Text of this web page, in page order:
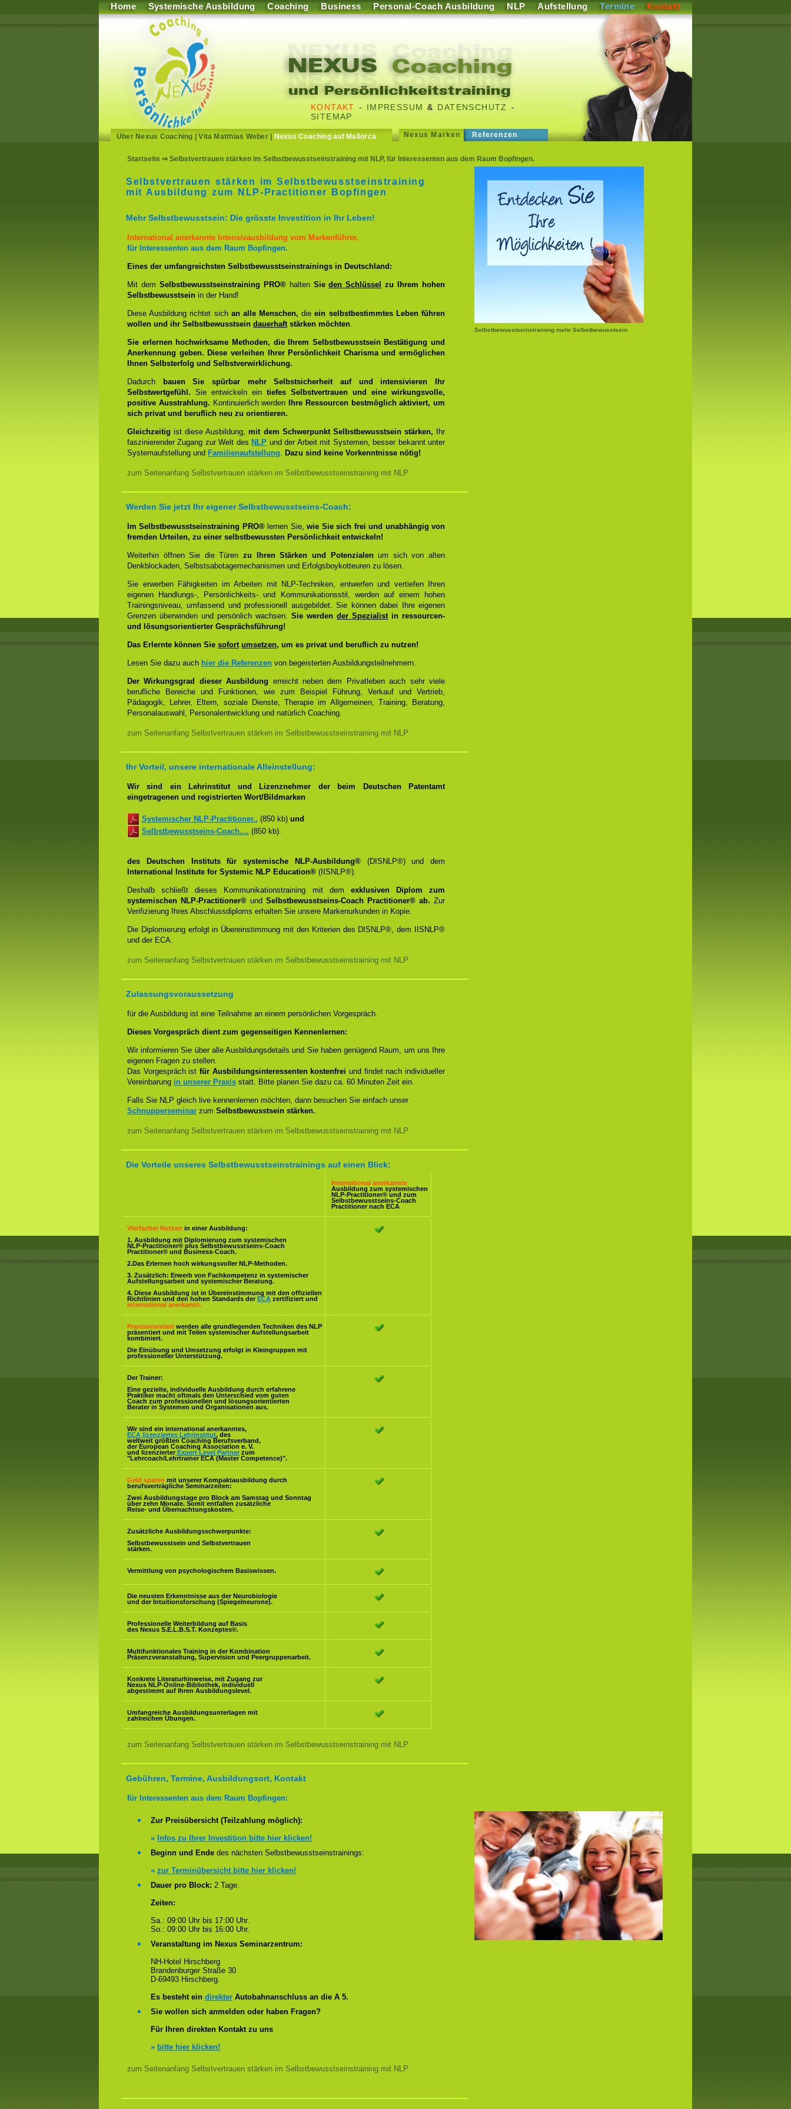
Home Systemische Ausbildung Coaching Business Personal-Coach Ausbildung NLP Aufstellung Termine Kontakt
KONTAKT - IMPRESSUM & DATENSCHUTZ
-
SITEMAP
Über Nexus Coaching |Vita Matthias Weber| Nexus Coaching auf Mallorca Nexus Marken Referenzen
Startseite ⇒ Selbstvertrauen stärken im Selbstbewusstseinstraining mit NLP, für Interessenten aus dem Raum Bopfingen.
Selbstbewusstseinstraining mehr Selbstbewusstsein
Selbstvertrauen stärken im Selbstbewusstseinstraining
mit Ausbildung zum NLP-Practitioner Bopfingen
Mehr Selbstbewusstsein: Die grösste Investition in Ihr Leben!
International anerkannte Intensivausbildung vom Markenführer,
für Interessenten aus dem Raum Bopfingen.
Eines der umfangreichsten Selbstbewusstseinstrainings in Deutschland:
Mit dem Selbstbewusstseinstraining PRO®haltenSieden Schlüssel
zu Ihrem hohen
Selbstbewusstsein in der Hand!
Diese Ausbildung richtet sich an alle Menschen, dieein selbstbestimmtes Leben führen
wollen und ihr Selbstbewusstsein dauerhaftstärken möchten.
Sie erlernen hochwirksame Methoden, die Ihrem Selbstbewusstsein Bestätigung und
Anerkennung geben. Diese verleihen Ihrer Persönlichkeit Charisma und ermöglichen
Ihnen Selbsterfolg und Selbstverwirklichung.
Dadurch
bauen Sie spürbar mehr Selbstsicherheit auf und intensivieren Ihr
Selbstwertgefühl. Sie entwickeln ein tiefes Selbstvertrauen und eine wirkungsvolle,
positive Ausstrahlung. Kontinuierlich werden
Ihre Ressourcen bestmöglich aktiviert, um
sich privat und beruflich neu zu orientieren.
Gleichzeitigist diese Ausbildung, mit dem Schwerpunkt Selbstbewusstsein stärken, Ihr
faszinierender Zugang zur Welt des NLP und der Arbeit mit Systemen, besser bekannt unter
Systemaufstellung und Familienaufstellung. Dazu sind keine Vorkenntnisse nötig!
zum Seitenanfang Selbstvertrauen stärken im Selbstbewusstseinstraining mit NLP
Werden Sie jetzt Ihr eigener Selbstbewusstseins-Coach:
Im Selbstbewusstseinstraining PRO® lernen Sie,wie Sie sich frei und unabhängig von
fremden Urteilen, zu einer selbstbewussten Persönlichkeit entwickeln!
Weiterhin öffnen Sie die Türenzu Ihren Stärken und Potenzialenum sich von alten
Denkblockaden, Selbstsabotagemechanismen und Erfolgsboykotteuren zu lösen.
Sie erwerben Fähigkeiten im Arbeiten mit NLP-Techniken, entwerfen und vertiefen Ihren
eigenen Handlungs-, Persönlichkeits- und Kommunikationsstil, werden auf einem hohen
Trainingsniveau, umfassend und professionell ausgebildet. Sie können dabei Ihre eigenen
Grenzen überwinden und persönlich wachsen. Sie werden der Spezialistin ressourcen-
und lösungsorientierter Gesprächsführung!
Das Erlernte können Sie sofort umsetzen, um es privat und beruflich zu nutzen!
Lesen Sie dazu auch hier die Referenzen von begeisterten Ausbildungsteilnehmern.
Der Wirkungsgrad dieser Ausbildung erreicht neben dem Privatleben auch sehr viele
berufliche Bereiche und Funktionen, wie zum Beispiel Führung, Verkauf und Vertrieb,
Pädagogik, Lehrer, Eltern, soziale Dienste, Therapie im Allgemeinen, Training, Beratung,
Personalauswahl, Personalentwicklung und natürlich Coaching.
zum Seitenanfang Selbstvertrauen stärken im Selbstbewusstseinstraining mit NLP
Ihr Vorteil, unsere internationale Alleinstellung:
Wir sind ein Lehrinstitut und Lizenznehmer der beim Deutschen Patentamt
eingetragenen und registrierten Wort/Bildmarken
Systemischer NLP-Practitioner.. (850 kb) und
Selbstbewusstseins-Coach.... (850 kb).
des Deutschen Instituts für systemische NLP-Ausbildung®(DISNLP®) und dem
International Institute for Systemic NLP Education® (IISNLP®).
Deshalb schließt dieses Kommunikationstraining mit dem exklusiven Diplom zum
systemischen NLP-Practitioner® und Selbstbewusstseins-Coach Practitioner® ab. Zur
Verifizierung Ihres Abschlussdiploms erhalten Sie unsere Markenurkunden in Kopie.
Die Diplomierung erfolgt in Übereinstimmung mit den Kriterien des DISNLP®, dem IISNLP®
und der ECA.
zum Seitenanfang Selbstvertrauen stärken im Selbstbewusstseinstraining mit NLP
Zulassungsvoraussetzung
für die Ausbildung ist eine Teilnahme an einem persönlichen Vorgespräch.
Dieses Vorgespräch dient zum gegenseitigen Kennenlernen:
Wir informieren Sie über alle Ausbildungsdetails und Sie haben genügend Raum, um uns Ihre
eigenen Fragen zu stellen.
Das Vorgespräch ist für Ausbildungsinteressenten kostenfrei und findet nach individueller
Vereinbarung in unserer Praxis statt. Bitte planen Sie dazu ca. 60 Minuten Zeit ein.
Falls Sie NLP gleich live kennenlernen möchten, dann besuchen Sie einfach unser
Schnupperseminar zum Selbstbewusstsein stärken.
zum Seitenanfang Selbstvertrauen stärken im Selbstbewusstseinstraining mit NLP
Die Vorteile unseres Selbstbewusstseinstrainings auf einen Blick:
International anerkannte
Ausbildung zum systemischen
NLP-Practitioner® und zum
Selbstbewusstseins-Coach
Practitioner nach ECA
Vierfacher Nutzen in einer Ausbildung:
1. Ausbildung mit Diplomierung zum systemischen
NLP-Practitioner® plus Selbstbewusstseins-Coach
Practitioner® und Business-Coach.
2.Das Erlernen hoch wirkungsvoller NLP-Methoden.
3. Zusätzlich: Erwerb von Fachkompetenz in systemischer
Aufstellungsarbeit und systemischer Beratung.
4. Diese Ausbildung ist in Übereinstimmung mit den offiziellen
Richtlinien und den hohen Standards der ECA zertifiziert und
international anerkannt.
Praxisorientiert werden alle grundlegenden Techniken des NLP
präsentiert und mit Teilen systemischer Aufstellungsarbeit
kombiniert.
Die Einübung und Umsetzung erfolgt in Kleingruppen mit
professioneller Unterstützung.
Der Trainer:
Eine gezielte, individuelle Ausbildung durch erfahrene
Praktiker macht oftmals den Unterschied vom guten
Coach zum professionellen und lösungsorientierten
Berater in Systemen und Organisationen aus.
Wir sind ein international anerkanntes,
ECA lizenziertes Lehrinstitut, des
weltweit größten Coaching Berufsverband,
der European Coaching Association e. V.
und lizenzierter Expert Level Partner zum
"Lehrcoach/Lehrtrainer ECA (Master Competence)".
Geld sparen mit unserer Kompaktausbildung durch
berufsverträgliche Seminarzeiten:
Zwei Ausbildungstage pro Block am Samstag und Sonntag
über zehn Monate. Somit entfallen zusätzliche
Reise- und Übernachtungskosten.
Zusätzliche Ausbildungsschwerpunkte:
Selbstbewusstsein und Selbstvertrauen
stärken.
Vermittlung von psychologischem Basiswissen.
Die neusten Erkenntnisse aus der Neurobiologie
und der Intuitionsforschung (Spiegelneurone).
Professionelle Weiterbildung auf Basis
des Nexus S.E.L.B.S.T. Konzeptes®.
Multifunktionales Training in der Kombination
Präsenzveranstaltung, Supervision und Peergruppenarbeit.
Konkrete Literaturhinweise, mit Zugang zur
Nexus NLP-Online-Bibliothek, individuell
abgestimmt auf Ihren Ausbildungslevel.
Umfangreiche Ausbildungsunterlagen mit
zahlreichen Übungen.
zum Seitenanfang Selbstvertrauen stärken im Selbstbewusstseinstraining mit NLP
Gebühren, Termine, Ausbildungsort, Kontakt
für Interessenten aus dem Raum Bopfingen:
Zur Preisübersicht (Teilzahlung möglich):
» Infos zu Ihrer Investition bitte hier klicken!
Beginn und Ende des nächsten Selbstbewusstseinstrainings:
» zur Terminübersicht bitte hier klicken!
Dauer pro Block: 2 Tage.
Zeiten:
Sa.: 09:00 Uhr bis 17:00 Uhr.
So.: 09:00 Uhr bis 16:00 Uhr.
Veranstaltung im Nexus Seminarzentrum:
NH-Hotel Hirschberg
Brandenburger Straße 30
D-69493 Hirschberg.
Es besteht ein direkter Autobahnanschluss an die A 5.
Sie wollen sich anmelden oder haben Fragen?
Für Ihren direkten Kontakt zu uns
» bitte hier klicken!
zum Seitenanfang Selbstvertrauen stärken im Selbstbewusstseinstraining mit NLP